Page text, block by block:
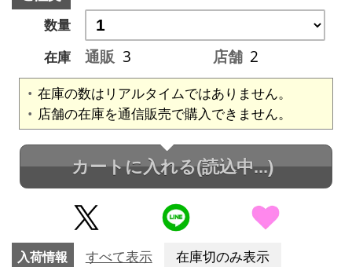
数量
在庫
通販 3 店舗 2
在庫の数はリアルタイムではありません。
店舗の在庫を通信販売で購入できません。
カートに入れる(読込中...)
入荷情報 すべて表示 在庫切のみ表示